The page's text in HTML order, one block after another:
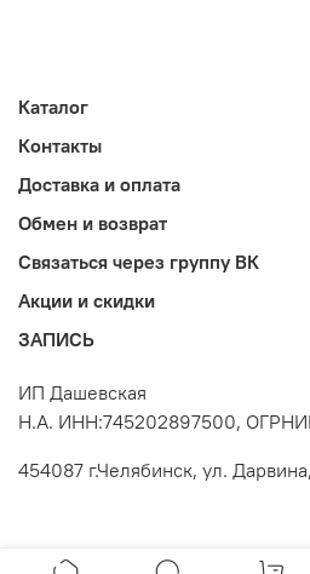
Каталог
Контакты
Доставка и оплата
Обмен и возврат
Связаться через группу ВК
Акции и скидки
ЗАПИСЬ
ИП Дашевская
Н.А. ИНН:745202897500,
454087 г.Челябинск, ул.